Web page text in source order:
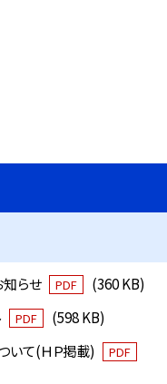
らせ PDF
(360 KB)
PDF
(598 KB)
て(ＨＰ掲載)
PDF